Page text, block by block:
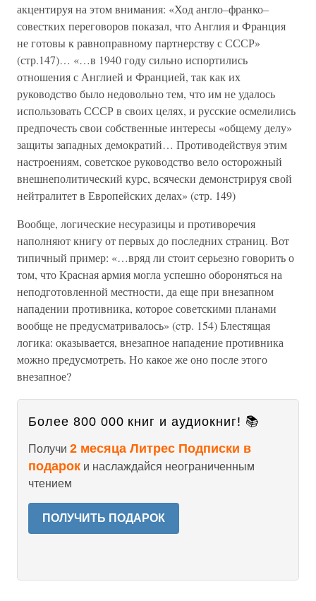
акцентируя на этом внимания: «Ход англо–франко–
совестких переговоров показал, что Англия и Франция
не готовы к равноправному партнерству с СССР»
(стр.147)… «…в 1940 году сильно испортились
отношения с Англией и Францией, так как их
руководство было недовольно тем, что им не удалось
использовать СССР в своих целях, и русские осмелились
предпочесть свои собственные интересы «общему делу»
защиты западных демократий… Противодействуя этим
настроениям, советское руководство вело осторожный
внешнеполитический курс, всячески демонстрируя свой
нейтралитет в Европейских делах» (cтр. 149)
Вообще, логические несуразицы и противоречия
наполняют книгу от первых до последних страниц. Вот
типичный пример: «…вряд ли стоит серьезно говорить о
том, что Красная армия могла успешно обороняться на
неподготовленной местности, да еще при внезапном
нападении противника, которое советскими планами
вообще не предусматривалось» (cтр. 154) Блестящая
логика: оказывается, внезапное нападение противника
можно предусмотреть. Но какое же оно после этого
внезапное?
Более 800 000 книг и аудиокниг! 📚
Получи 2 месяца Литрес Подписки в
подарок и наслаждайся неограниченным
чтением
ПОЛУЧИТЬ ПОДАРОК